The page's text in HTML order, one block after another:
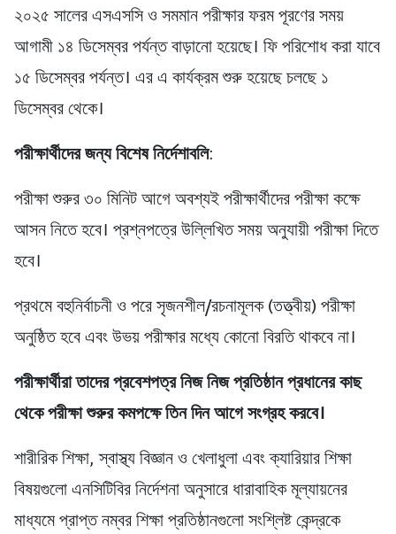
২০২৫ সালের এসএসসি ও সমমান পরীক্ষার ফরম পূরণের সময়
আগামী ১৪ ডিসেম্বর পর্যন্ত বাড়ানো হয়েছে। ফি পরিশোধ করা যাবে
১৫ ডিসেম্বর পর্যন্ত। এর এ কার্যক্রম শুরু হয়েছে চলছে ১
ডিসেম্বর থেকে।
পরীক্ষার্থীদের জন্য বিশেষ নির্দেশাবলি:
পরীক্ষা শুরুর ৩০ মিনিট আগে অবশ্যই পরীক্ষার্থীদের পরীক্ষা কক্ষে
আসন নিতে হবে। প্রশ্নপত্রে উল্লিখিত সময় অনুযায়ী পরীক্ষা দিতে
হবে।
প্রথমে বহুনির্বাচনী ও পরে সৃজনশীল/রচনামূলক (তত্ত্বীয়) পরীক্ষা
অনুষ্ঠিত হবে এবং উভয় পরীক্ষার মধ্যে কোনো বিরতি থাকবে না।
পরীক্ষার্থীরা তাদের প্রবেশপত্র নিজ নিজ প্রতিষ্ঠান প্রধানের কাছ
থেকে পরীক্ষা শুরুর কমপক্ষে তিন দিন আগে সংগ্রহ করবে।
শারীরিক শিক্ষা, স্বাস্থ্য বিজ্ঞান ও খেলাধুলা এবং ক্যারিয়ার শিক্ষা
বিষয়গুলো এনসিটিবির নির্দেশনা অনুসারে ধারাবাহিক মূল্যায়নের
মাধ্যমে প্রাপ্ত নম্বর শিক্ষা প্রতিষ্ঠানগুলো সংশ্লিষ্ট কেন্দ্রকে